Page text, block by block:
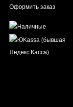
Оформить заказ